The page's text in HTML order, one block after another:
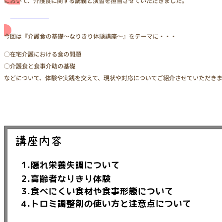
今回は『介護食の基礎～なりきり体験講座～』をテーマに・・・
○在宅介護における食の問題
○介護食と食事介助の基礎
などについて、体験や実践を交えて、現状や対応についてご紹介させていただき